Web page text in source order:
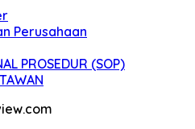
Perusahaan
PROSEDUR (SOP)